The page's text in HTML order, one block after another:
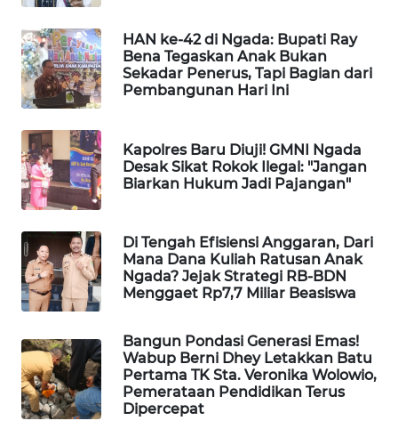
HAN ke-42 di Ngada: Bupati Ray
Bena Tegaskan Anak Bukan
Sekadar Penerus, Tapi Bagian dari
Pembangunan Hari Ini
Kapolres Baru Diuji! GMNI Ngada
Desak Sikat Rokok Ilegal: "Jangan
Biarkan Hukum Jadi Pajangan"
Di Tengah Efisiensi Anggaran, Dari
Mana Dana Kuliah Ratusan Anak
Ngada? Jejak Strategi RB-BDN
Menggaet Rp7,7 Miliar Beasiswa
Bangun Pondasi Generasi Emas!
Wabup Berni Dhey Letakkan Batu
Pertama TK Sta. Veronika Wolowio,
Pemerataan Pendidikan Terus
Dipercepat
MASYARAKAT
KELISTRIKAN
WALINKI
MAWAKA
ID
MARTABAT
NET
PLN
MKLI
LPKKI